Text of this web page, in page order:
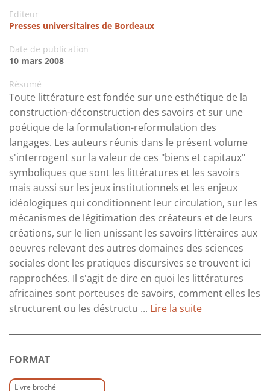
Editeur
Presses universitaires de Bordeaux
Date de publication
10 mars 2008
Résumé
Toute littérature est fondée sur une esthétique de la
construction-déconstruction des savoirs et sur une
poétique de la formulation-reformulation des
langages. Les auteurs réunis dans le présent volume
s'interrogent sur la valeur de ces "biens et capitaux"
symboliques que sont les littératures et les savoirs
mais aussi sur les jeux institutionnels et les enjeux
idéologiques qui conditionnent leur circulation, sur les
mécanismes de légitimation des créateurs et de leurs
créations, sur le lien unissant les savoirs littéraires aux
oeuvres relevant des autres domaines des sciences
sociales dont les pratiques discursives se trouvent ici
rapprochées. Il s'agit de dire en quoi les littératures
africaines sont porteuses de savoirs, comment elles les
structurent ou les déstructu ... Lire la suite
FORMAT
Livre broché